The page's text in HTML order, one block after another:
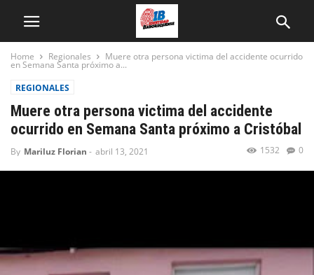
Home Regionales Muere otra persona victima del accidente ocurrido
en Semana Santa próximo a...
REGIONALES
Muere otra persona victima del accidente
ocurrido en Semana Santa próximo a Cristóbal
By Mariluz Florian - abril 13, 2021 0
1532